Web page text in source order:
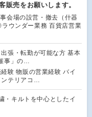
販売をお願いします。
会場の設営・撤去（什器
ウンダー業務 百貨店営業
張・転勤が可能な方 基本
事」の…
験 物販の営業経験 バイ
テリアコ…
・キルトを中心としたイ